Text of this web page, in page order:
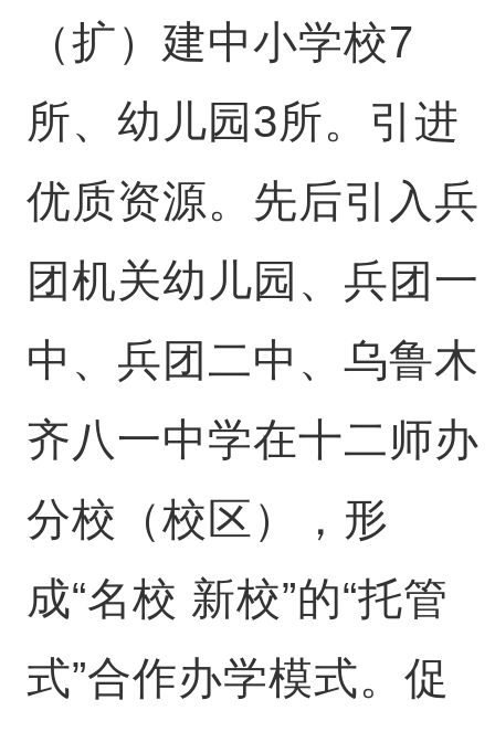
（扩）建中小学校7
所、幼儿园3所。引进
优质资源。先后引入兵
团机关幼儿园、兵团一
中、兵团二中、乌鲁木
齐八一中学在十二师办
分校（校区），形
成“名校 新校”的“托管
式”合作办学模式。促